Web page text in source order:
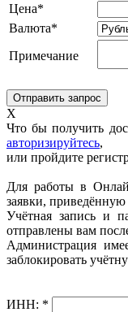
Цена*
Валюта*
Примечание
X
Что бы получить
авторизируйтесь,
или пройдите
Для работы в
заявки,
Учётная запись и
отправлены вам
Администрация
заблокировать
ИНН: *